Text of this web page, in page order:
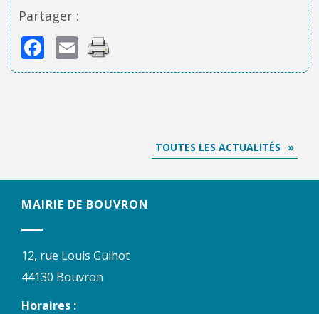
Partager :
Facebook
Email
TOUTES LES ACTUALITÉS
MAIRIE DE BOUVRON
12, rue Louis Guihot
44130 Bouvron
Horaires :